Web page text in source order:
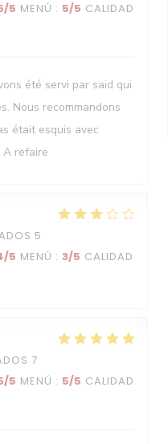
/5 MENÚ : 5/5 CALIDAD
été servi par said qui
Nous recommandons
était esquis avec
A refaire
5
/5 MENÚ : 3/5 CALIDAD
7
/5 MENÚ : 5/5 CALIDAD